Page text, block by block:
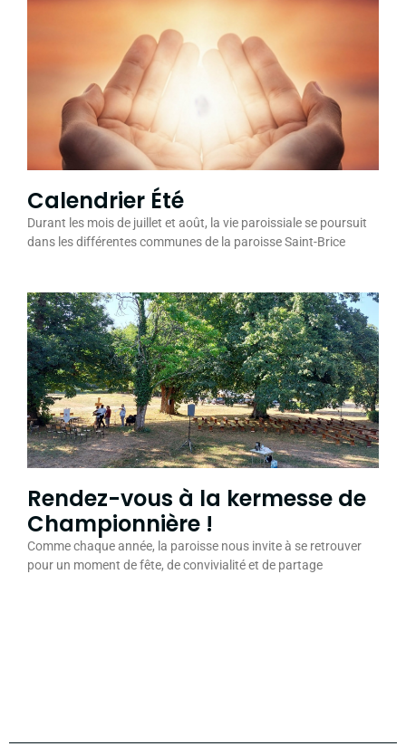
Calendrier Été
Durant les mois de juillet et août, la vie paroissiale se poursuit
dans les différentes communes de la paroisse Saint-Brice
Rendez-vous à la kermesse de
Championnière !
Comme chaque année, la paroisse nous invite à se retrouver
pour un moment de fête, de convivialité et de partage